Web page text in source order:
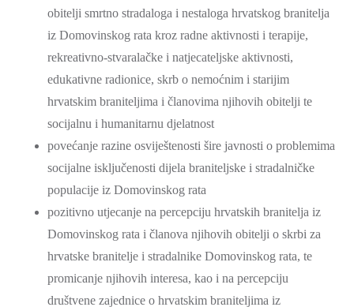
obitelji smrtno stradaloga i nestaloga hrvatskog branitelja
iz Domovinskog rata kroz radne aktivnosti i terapije,
rekreativno-stvaralačke i natjecateljske aktivnosti,
edukativne radionice, skrb o nemoćnim i starijim
hrvatskim braniteljima i članovima njihovih obitelji te
socijalnu i humanitarnu djelatnost
povećanje razine osviještenosti šire javnosti o problemima
socijalne isključenosti dijela braniteljske i stradalničke
populacije iz Domovinskog rata
pozitivno utjecanje na percepciju hrvatskih branitelja iz
Domovinskog rata i članova njihovih obitelji o skrbi za
hrvatske branitelje i stradalnike Domovinskog rata, te
promicanje njihovih interesa, kao i na percepciju
društvene zajednice o hrvatskim braniteljima iz